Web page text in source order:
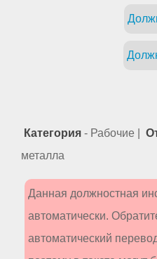
Категория - Рабочие |
металла
Данная должностная
автоматически.
автоматический